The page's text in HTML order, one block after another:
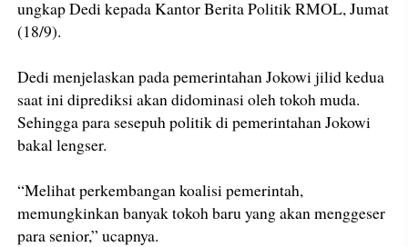
ungkap Dedi kepada Kantor Berita Politik RMOL, Jumat
(18/9).
Dedi menjelaskan pada pemerintahan Jokowi jilid kedua
saat ini diprediksi akan didominasi oleh tokoh muda.
Sehingga para sesepuh politik di pemerintahan Jokowi
bakal lengser.
“Melihat perkembangan koalisi pemerintah,
memungkinkan banyak tokoh baru yang akan menggeser
para senior,” ucapnya.